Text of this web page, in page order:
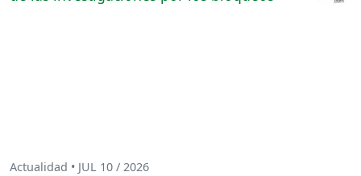
Actualidad • JUL 10 / 2026